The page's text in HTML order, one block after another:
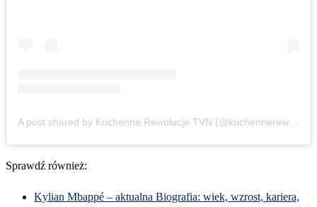
A post shared by Kuchenne Rewolucje TVN (@kuchennerewolucjetvn)
Sprawdź również:
Kylian Mbappé – aktualna Biografia: wiek, wzrost, kariera,